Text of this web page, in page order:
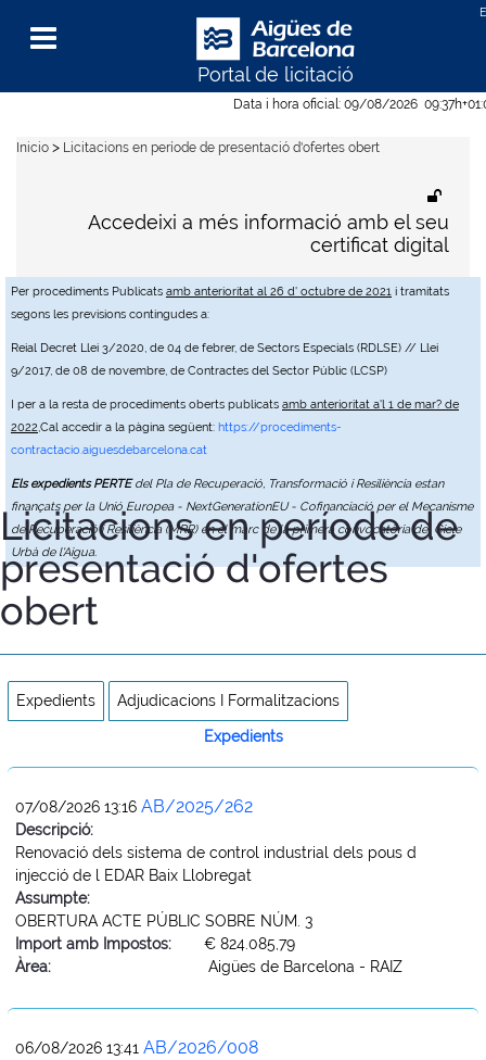
Data i hora oficial: 09/08/2026 09:37h
Per procediments Publicats amb anterioritat al 26 d' octubre de 2021 i tramitats
segons les previsions contingudes a:
Reial Decret Llei 3/2020, de 04 de febrer, de Sectors Especials (RDLSE) // Llei
9/2017, de 08 de novembre, de Contractes del Sector Públic (LCSP)
I per a la resta de procediments oberts publicats amb anterioritat a'l 1 de mar? de
2022,Cal accedir a la pàgina següent: https://procediments-
contractacio.aiguesdebarcelona.cat
Els expedients PERTEdel Pla de Recuperació, Transformació i Resiliència estan
finançats per la Unió Europea - NextGenerationEU - Cofinanciació per el Mecanisme
de Recuperació i Resiliència (MRR) en el marc de la primera convocatòria del Cicle
Urbà de l'Aigua.
Portal de licitació
Menu
Accedeixi a més informació amb el seu
certificat digital
Inicio > Licitacions en període de presentació d'ofertes obert
Licitacions en període de
presentació d'ofertes
obert
Expedients Adjudicacions I Formalitzacions
Expedients
07/08/2026 13:16 AB/2025/262
Descripció:
Renovació dels sistema de control industrial dels pous d
injecció de l EDAR Baix Llobregat
Assumpte:
OBERTURA ACTE PÚBLIC SOBRE NÚM. 3
Import amb Impostos:
€ 824.085,79
Àrea:
Aigües de Barcelona - RAIZ
06/08/2026 13:41 AB/2026/008